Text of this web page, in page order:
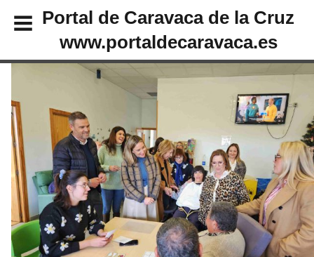
Portal de Caravaca de la Cruz
www.portaldecaravaca.es